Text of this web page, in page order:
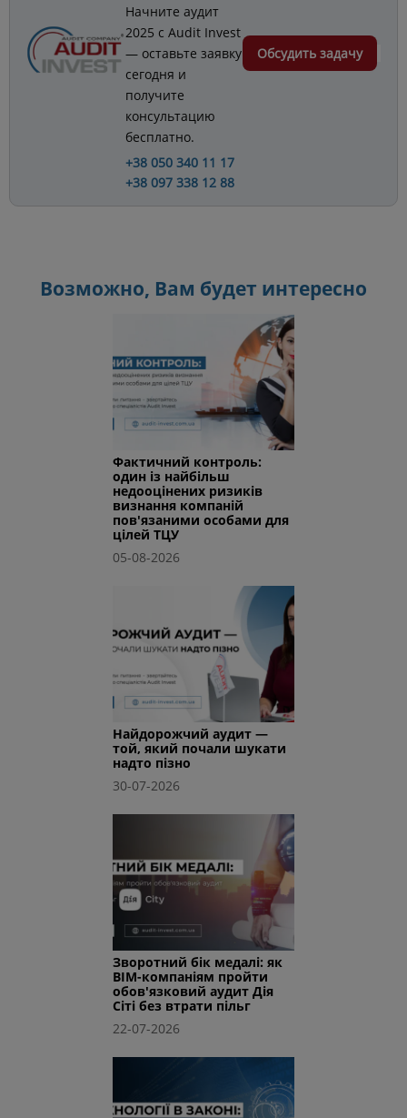
Начните аудит
2025 с Audit Invest
— оставьте заявку
сегодня и
получите
консультацию
бесплатно.
+38 050 340 11 17
+38 097 338 12 88
Обсудить задачу
Возможно, Вам будет интересно
Фактичний контроль:
один із найбільш
недооцінених ризиків
визнання компаній
пов'язаними особами для
цілей ТЦУ
05-08-2026
Найдорожчий аудит —
той, який почали шукати
надто пізно
30-07-2026
Зворотний бік медалі: як
BIM-компаніям пройти
обов'язковий аудит Дія
Сіті без втрати пільг
22-07-2026